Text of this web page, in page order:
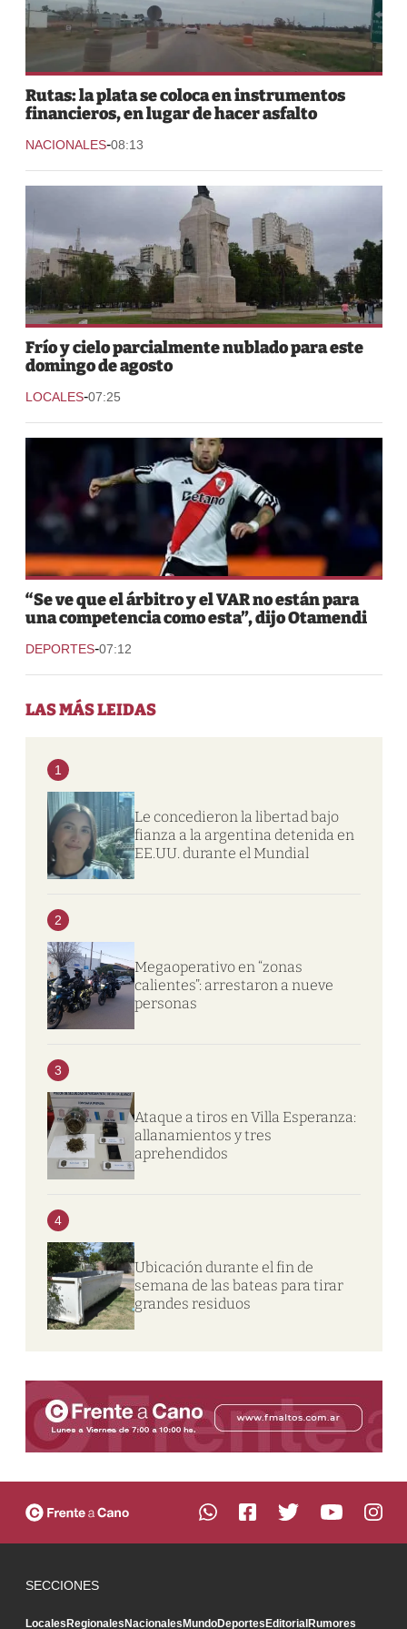
Rutas: la plata se coloca en instrumentos
financieros, en lugar de hacer asfalto
NACIONALES-08:13
Frío y cielo parcialmente nublado para este
domingo de agosto
LOCALES-07:25
“Se ve que el árbitro y el VAR no están para
una competencia como esta”, dijo Otamendi
DEPORTES-07:12
LAS MÁS LEIDAS
1
Le concedieron la libertad bajo
fianza a la argentina detenida en
EE.UU. durante el Mundial
2
Megaoperativo en “zonas
calientes”: arrestaron a nueve
personas
3
Ataque a tiros en Villa Esperanza:
allanamientos y tres
aprehendidos
4
Ubicación durante el fin de
semana de las bateas para tirar
grandes residuos
SECCIONES
LocalesRegionalesNacionalesMundoDeportesEditorialRumores